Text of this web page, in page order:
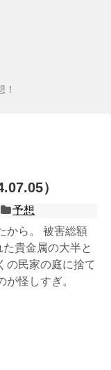
）
予想
から。 被害総額
貴金属の大半と
の民家の庭に捨て
が怪しすぎ。